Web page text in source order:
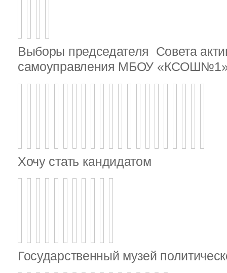
Выборы председателя Совета
самоуправления МБОУ
Хочу стать кандидатом
Государственный музей